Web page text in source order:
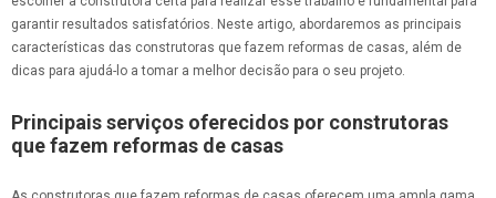
garantir resultados satisfatórios. Neste artigo, abordaremos as principais
características das construtoras que fazem reformas de casas, além de
dicas para ajudá-lo a tomar a melhor decisão para o seu projeto.
Principais serviços oferecidos por construtoras
que fazem reformas de casas